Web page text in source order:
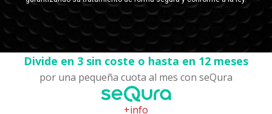
Divide en 3 sin coste o hasta en 12 meses
por una pequeña cuota al mes con seQura
+info